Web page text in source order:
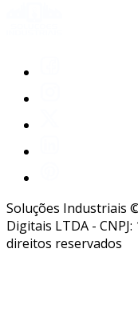
Soluções Industriais
Digitais LTDA -
direitos reservados